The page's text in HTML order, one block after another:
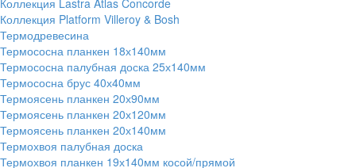
Коллекция Lastra Atlas Concorde
Коллекция Platform Villeroy & Bosh
Термодревесина
Термососна планкен 18х140мм
Термососна палубная доска 25х140мм
Термососна брус 40х40мм
Термоясень планкен 20х90мм
Термоясень планкен 20х120мм
Термоясень планкен 20х140мм
Термохвоя палубная доска
Термохвоя планкен 19х140мм косой/прямой